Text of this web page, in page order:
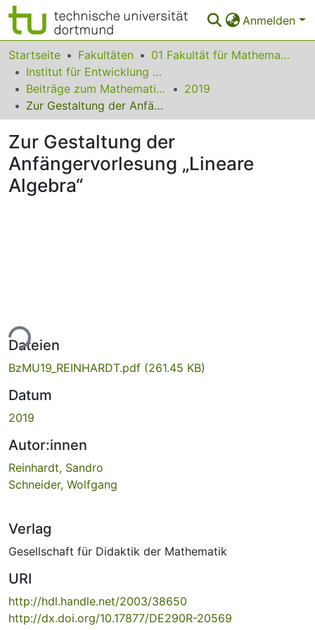
Anmelden
Bereiche & Sammlungen
Das gesamte Repositorium
Statistiken
FAQ
Leitlinien
Zurück zur Startseite
Startseite Fakultäten
01 Fakultät für Mathematik
Institut für Entwicklung und Erforschung des Mathematikunterrichts
Beiträge zum Mathematikunterricht
2019
Zur Gestaltung der Anfängervorlesung „Lineare Algebra“
Zur Gestaltung der
Anfängervorlesung „Lineare
Algebra“
Dateien
BzMU19_REINHARDT.pdf (261.45 KB)
Datum
2019
Autor:innen
Reinhardt, Sandro
Schneider, Wolfgang
Verlag
Gesellschaft für Didaktik der Mathematik
URI
http://hdl.handle.net/2003/38650
http://dx.doi.org/10.17877/DE290R-20569